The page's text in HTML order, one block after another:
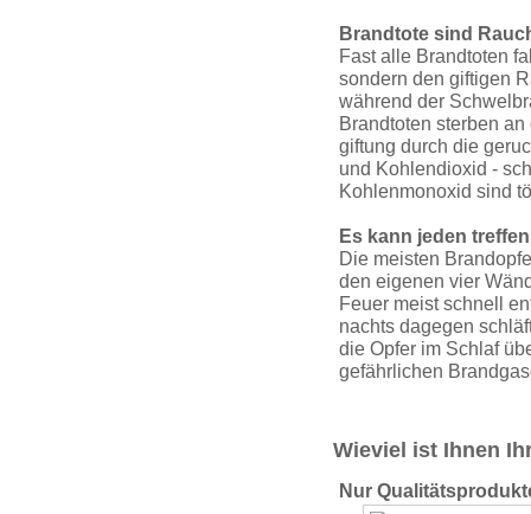
Brandtote sind
Fast alle Brandtoten
sondern den giftigen
während der
Brandtoten sterben
giftung durch die
und Kohlendioxid -
Kohlenmonoxid sind
Es kann jeden
Die meisten
den eigenen vier
Feuer meist schnell
nachts dagegen
die Opfer im Schlaf
gefährlichen
Wieviel ist Ihnen
Nur